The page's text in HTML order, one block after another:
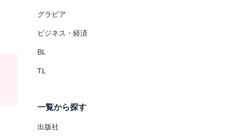
グラビア
ビジネス・経済
BL
TL
一覧から探す
出版社